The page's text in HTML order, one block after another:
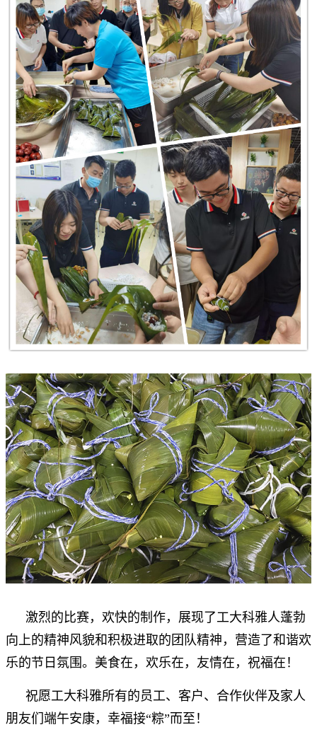
激烈的比赛，欢快的制作，展现了工大科雅人蓬勃
向上的精神风貌和积极进取的团队精神，营造了和谐欢
乐的节日氛围。美食在，欢乐在，友情在，祝福在！
祝愿工大科雅所有的员工、客户、合作伙伴及家人
朋友们端午安康，幸福接“粽”而至！